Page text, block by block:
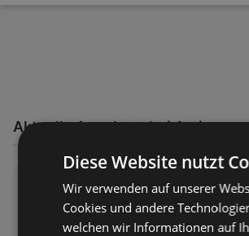
Aktuelle Angebote bei Action
Action: Kleine
eude
Prospekt – 35
Diese Website nutzt
Wir verwenden auf unserer
Cookies und andere
welchen wir Informationen auf